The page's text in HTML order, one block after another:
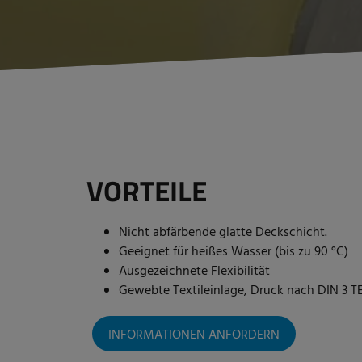
VORTEILE
Nicht abfärbende glatte Deckschicht.
Geeignet für heißes Wasser (bis zu 90 °C)
Ausgezeichnete Flexibilität
Gewebte Textileinlage, Druck nach DIN 3
INFORMATIONEN ANFORDERN